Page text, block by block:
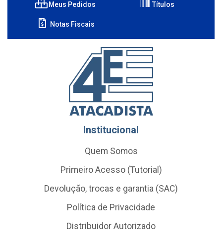
Meus Pedidos Títulos
Notas Fiscais
Institucional
Quem Somos
Primeiro Acesso (Tutorial)
Devolução, trocas e garantia (SAC)
Política de Privacidade
Distribuidor Autorizado